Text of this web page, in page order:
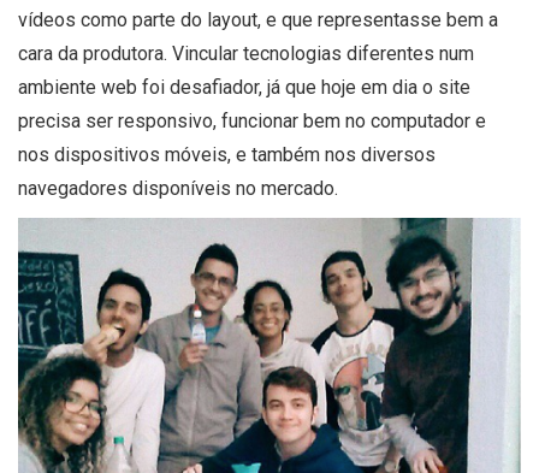
vídeos como parte do layout, e que representasse bem a
cara da produtora. Vincular tecnologias diferentes num
ambiente web foi desafiador, já que hoje em dia o site
precisa ser responsivo, funcionar bem no computador e
nos dispositivos móveis, e também nos diversos
navegadores disponíveis no mercado.